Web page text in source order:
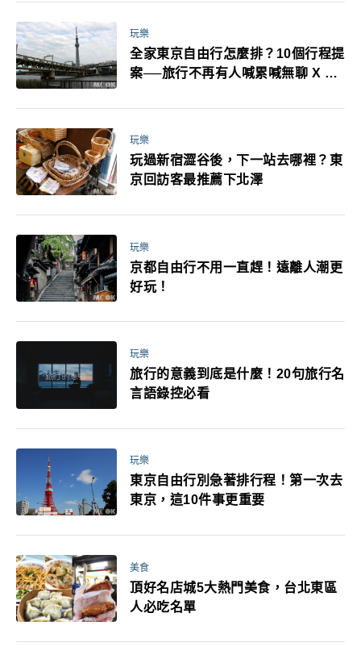
萬！注意事項一次看！
玩樂
全家東京自由行怎麼排？10個行程提
案──旅行不再有人喊累喊無聊 X 爸
玩樂
玩過新宿澀谷後，下一站去哪裡？東
京回訪客最推薦下北澤
玩樂
京都自由行不用一直趕！遠離人潮更
好玩！
玩樂
旅行的意義到底是什麼！20句旅行名
言語錄控必看
玩樂
東京自由行別急著排行程！第一次去
東京，這10件事更重要
美食
頂好名店城5大熱門美食，台北東區
人必吃名單